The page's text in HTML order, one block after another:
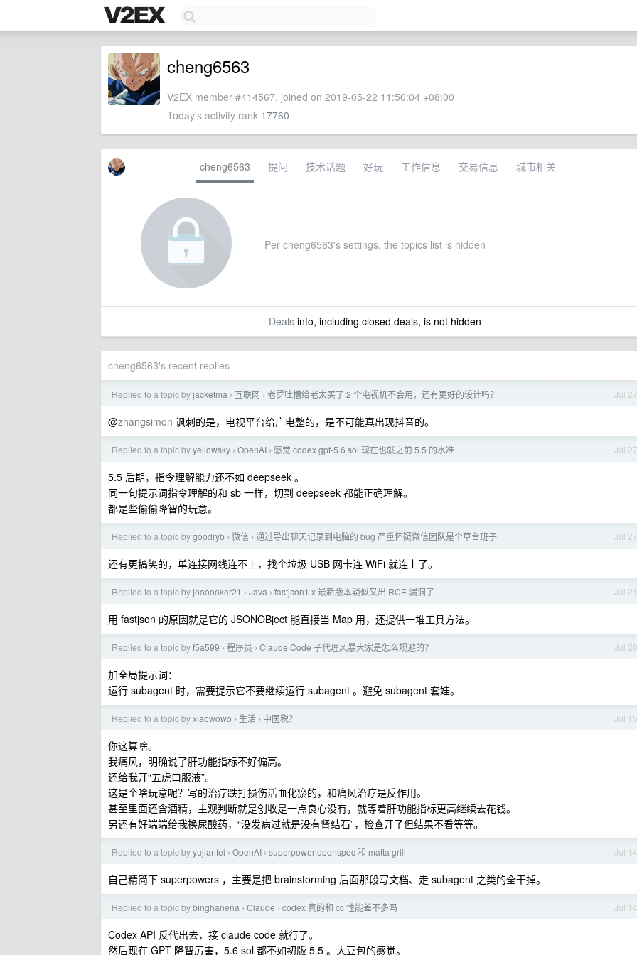
cheng6563
V2EX member #414567, joined on 2019-05-22 11:50:04 +08:00
Today's activity rank 17760
cheng6563 提问 技术话题 好玩 工作信息 交易信息 城市相关
Per cheng6563's settings, the topics list is hidden
Dealsinfo, including closed deals, is not hidden
cheng6563's recent replies
Jul 27
Replied to a topic byjacketma › 互联网 › 老罗吐槽给老太买了 2 个电视机不会用，还有更好的设计吗？
@zhangsimon 讽刺的是，电视平台给广电整的，是不可能真出现抖音的。
Jul 27
Replied to a topic byyellowsky › OpenAI › 感觉 codex gpt-5.6 sol 现在也就之前 5.5 的水准
5.5 后期，指令理解能力还不如 deepseek 。
同一句提示词指令理解的和 sb 一样，切到 deepseek 都能正确理解。
都是些偷偷降智的玩意。
Jul 27
Replied to a topic bygoodryb › 微信 › 通过导出聊天记录到电脑的 bug 严重怀疑微信团队是个草台班子
还有更搞笑的，单连接网线连不上，找个垃圾 USB 网卡连 WiFi 就连上了。
Jul 21
Replied to a topic byjoooooker21 › Java › fastjson1.x 最新版本疑似又出 RCE 漏洞了
用 fastjson 的原因就是它的 JSONOBject 能直接当 Map 用，还提供一堆工具方法。
Jul 20
Replied to a topic byf5a599 › 程序员 › Claude Code 子代理风暴大家是怎么规避的？
加全局提示词：
运行 subagent 时，需要提示它不要继续运行 subagent 。避免 subagent 套娃。
Jul 15
Replied to a topic byxiaowowo › 生活 › 中医税？
你这算啥。
我痛风，明确说了肝功能指标不好偏高。
还给我开“五虎口服液”。
这是个啥玩意呢？写的治疗跌打损伤活血化瘀的，和痛风治疗是反作用。
甚至里面还含酒精，主观判断就是创收是一点良心没有，就等着肝功能指标更高继续去花钱。
另还有好端端给我换尿酸药，“没发病过就是没有肾结石”，检查开了但结果不看等等。
Jul 14
Replied to a topic byyujianfei › OpenAI › superpower openspec 和 matta grill
自己精简下 superpowers ，主要是把 brainstorming 后面那段写文档、走 subagent 之类的全干掉。
Jul 14
Replied to a topic bybinghanena › Claude › codex 真的和 cc 性能差不多吗
Codex API 反代出去，接 claude code 就行了。
然后现在 GPT 降智厉害，5.6 sol 都不如初版 5.5 。大豆包的感觉。